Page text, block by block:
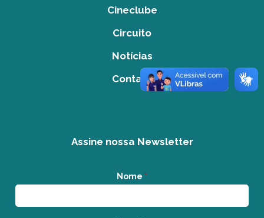
Cineclube
Circuito
Notícias
Contato
Assine nossa Newsletter
Nome *